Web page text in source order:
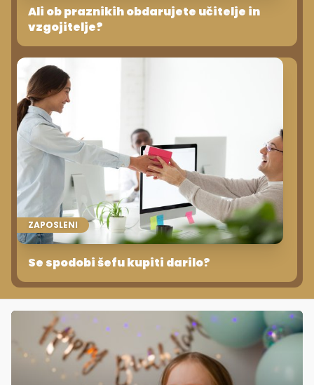
Ali ob praznikih obdarujete učitelje in
vzgojitelje?
ZAPOSLENI
Se spodobi šefu kupiti darilo?